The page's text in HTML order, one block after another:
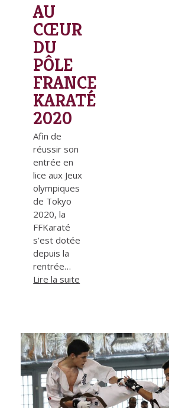
AU
CŒUR
DU
PÔLE
FRANCE
KARATÉ
2020
Afin de
réussir son
entrée en
lice aux Jeux
olympiques
de Tokyo
2020, la
FFKaraté
s’est dotée
depuis la
rentrée…
Lire la suite